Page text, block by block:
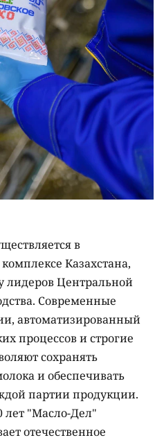
в
Казахстана,
лидеров Центральной
Современные
автоматизированный
процессов и строгие
сохранять
и обеспечивать
партии продукции.
лет "Масло-Дел"
отечественное